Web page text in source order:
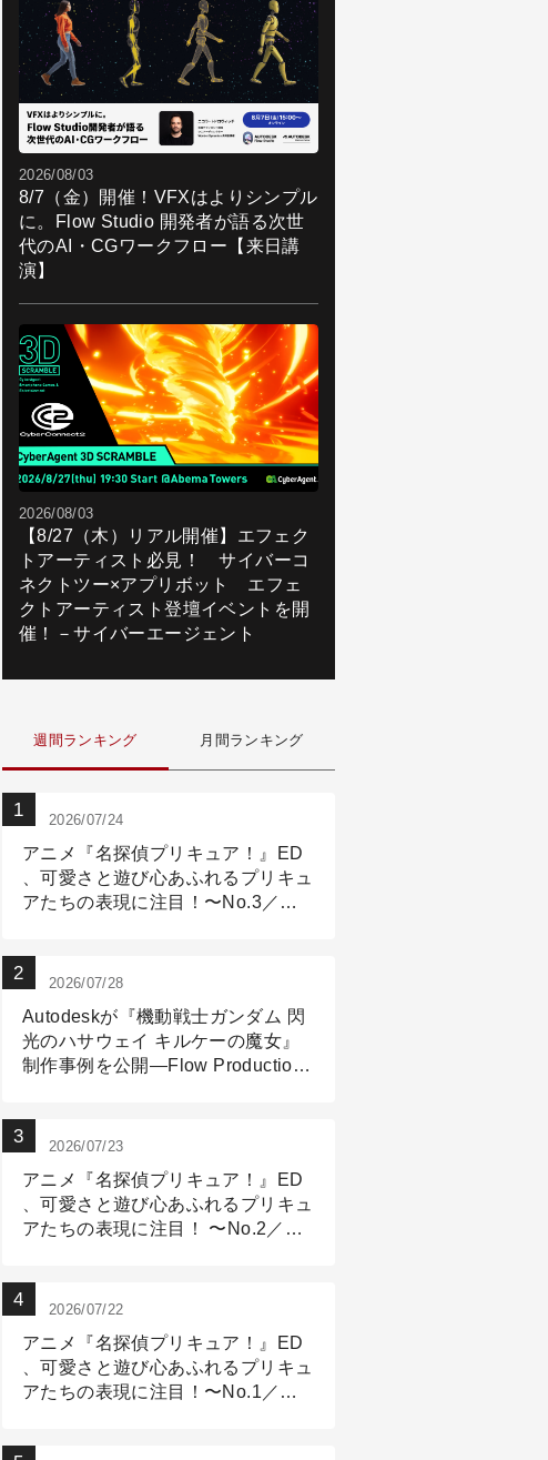
2026/08/03
8/7（金）開催！VFXはよりシンプル
に。Flow Studio 開発者が語る次世
代のAI・CGワークフロー【来日講
演】
2026/08/03
【8/27（木）リアル開催】エフェク
トアーティスト必見！ サイバーコ
ネクトツー×アプリボット エフェ
クトアーティスト登壇イベントを開
催！－サイバーエージェント
週間ランキング 月間ランキング
2026/07/24
アニメ『名探偵プリキュア！』ED
、可愛さと遊び心あふれるプリキュ
アたちの表現に注目！〜No.3／ア
2026/07/28
Autodeskが『機動戦士ガンダム 閃
光のハサウェイ キルケーの魔女』
制作事例を公開―Flow Production
2026/07/23
アニメ『名探偵プリキュア！』ED
、可愛さと遊び心あふれるプリキュ
アたちの表現に注目！ 〜No.2／モ
2026/07/22
アニメ『名探偵プリキュア！』ED
、可愛さと遊び心あふれるプリキュ
アたちの表現に注目！〜No.1／演